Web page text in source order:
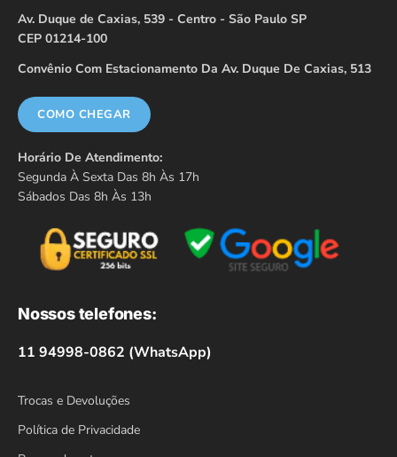
Av. Duque de Caxias, 539 - Centro - São Paulo SP
CEP 01214-100
Convênio Com Estacionamento Da Av. Duque De Caxias, 513
COMO CHEGAR
Horário De Atendimento:
Segunda À Sexta Das 8h Às 17h
Sábados Das 8h Às 13h
Nossos telefones:
11 94998-0862 (WhatsApp)
Trocas e Devoluções
Política de Privacidade